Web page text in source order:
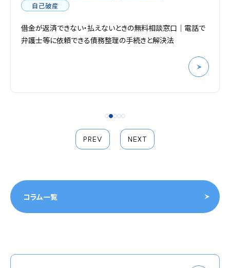
自己破産
借金が返済できない・払えないときの無料相談窓口｜電話で
弁護士等に依頼できる債務整理の手続きと解決法
PREV NEXT
コラム一覧